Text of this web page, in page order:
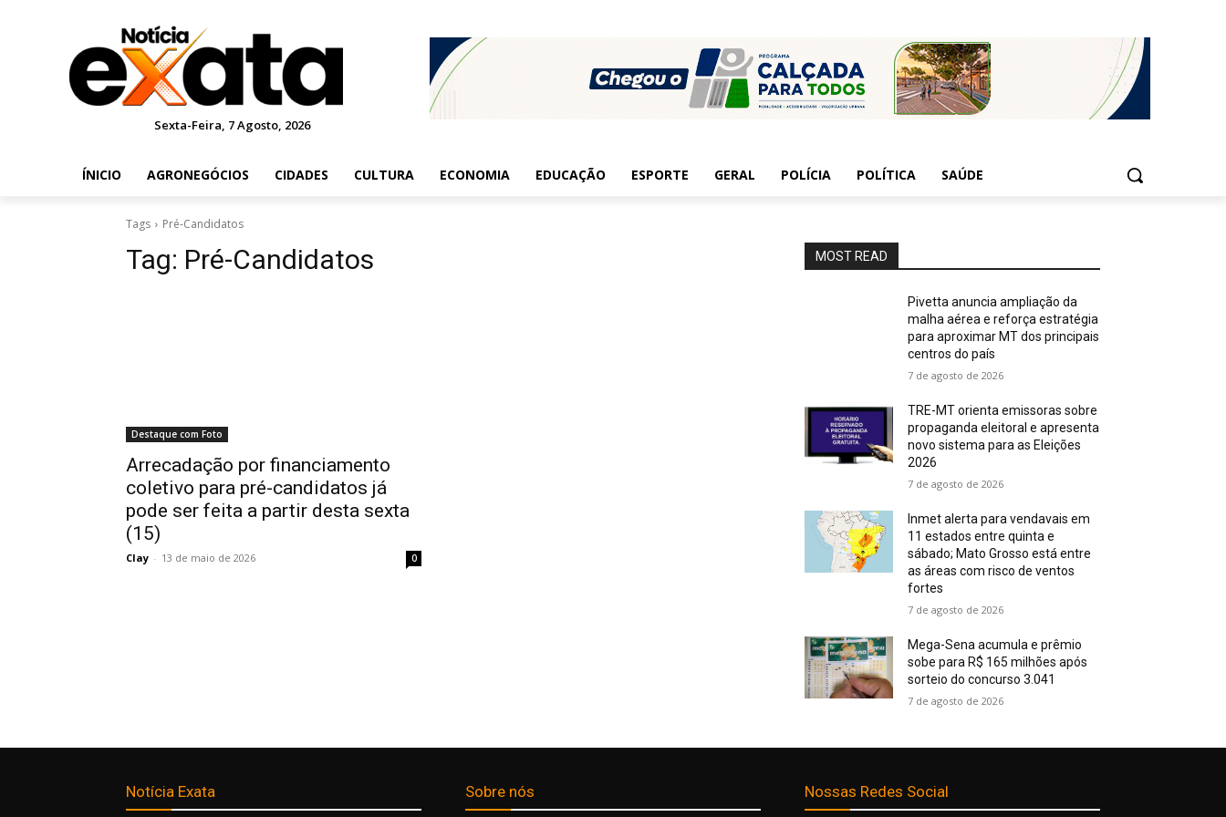
Sexta-Feira, 7 Agosto, 2026
ÍNICIO AGRONEGÓCIOS CIDADES CULTURA ECONOMIA EDUCAÇÃO ESPORTE GERAL POLÍCIA POLÍTICA SAÚDE
Tags Pré-Candidatos
Tag: Pré-Candidatos
Destaque com Foto
Arrecadação por financiamento
coletivo para pré-candidatos já
pode ser feita a partir desta sexta
(15)
Clay - 13 de maio de 2026 0
MOST READ
Pivetta anuncia ampliação da
malha aérea e reforça estratégia
para aproximar MT dos principais
centros do país
7 de agosto de 2026
TRE-MT orienta emissoras sobre
propaganda eleitoral e apresenta
novo sistema para as Eleições
2026
7 de agosto de 2026
Inmet alerta para vendavais em
11 estados entre quinta e
sábado; Mato Grosso está entre
as áreas com risco de ventos
fortes
7 de agosto de 2026
Mega-Sena acumula e prêmio
sobe para R$ 165 milhões após
sorteio do concurso 3.041
7 de agosto de 2026
Notícia Exata Sobre nós Nossas Redes Social